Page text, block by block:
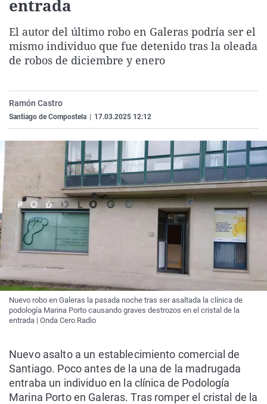
Gente viajera
Como el perro y el
Retornados
Equipo de
Galicia
La Rioja
País Vasco
Televisión
Elecciones
entrada
El autor del último robo en Galeras podría ser el
mismo individuo que fue detenido tras la oleada
de robos de diciembre y enero
Ramón Castro
Santiago de Compostela 17.03.2025 12:12
Nuevo robo en Galeras la pasada noche tras ser asaltada la clínica de
podología Marina Porto causando graves destrozos en el cristal de la
entrada | Onda Cero Radio
Nuevo asalto a un establecimiento comercial de
Santiago. Poco antes de la una de la madrugada
entraba un individuo en la clínica de Podología
Marina Porto en Galeras. Tras romper el cristal de la